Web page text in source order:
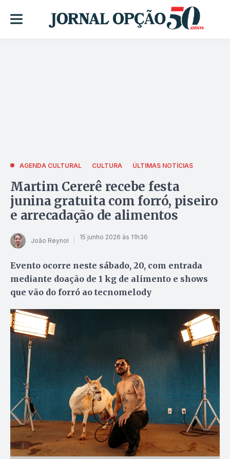
AGENDA CULTURAL CULTURA ÚLTIMAS NOTÍCIAS
Martim Cererê recebe festa
junina gratuita com forró, piseiro
e arrecadação de alimentos
João Reynol 15 junho 2026 às 11h36
Evento ocorre neste sábado, 20, com entrada
mediante doação de 1 kg de alimento e shows
que vão do forró ao tecnomelody